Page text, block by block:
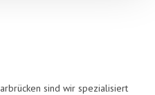
sind wir spezialisiert